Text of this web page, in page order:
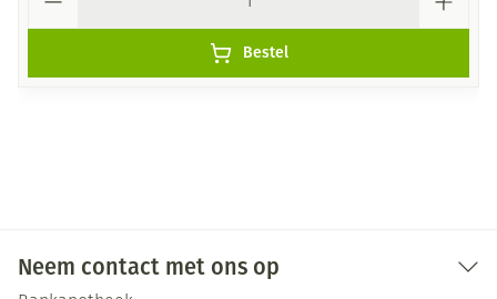
Bestel
Neem contact met ons op